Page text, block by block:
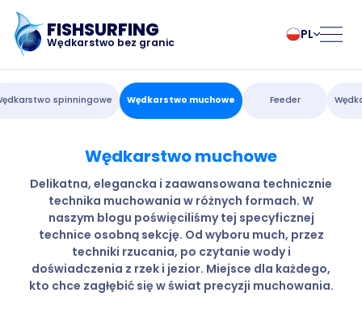
FISHSURFING
Wędkarstwo bez granic
PL
български
Čeština
Deutsch
English
Español
Français
Italiano
Magyar
Nederlands
Norsk
Românesc
Pусский
Slovenčina
Suomalainen
Svenska
Türk
Українська
Strona główna
Blog
Informacje o aplikacji
Fishsurfing
spinningowe Wędkarstwo muchowe Feeder
Wędkarstwo muchowe
Delikatna, elegancka i zaawansowana technicznie
technika muchowania w różnych formach. W
naszym blogu poświęciliśmy tej specyficznej
technice osobną sekcję. Od wyboru much, przez
techniki rzucania, po czytanie wody i
doświadczenia z rzek i jezior. Miejsce dla każdego,
kto chce zagłębić się w świat precyzji muchowania.